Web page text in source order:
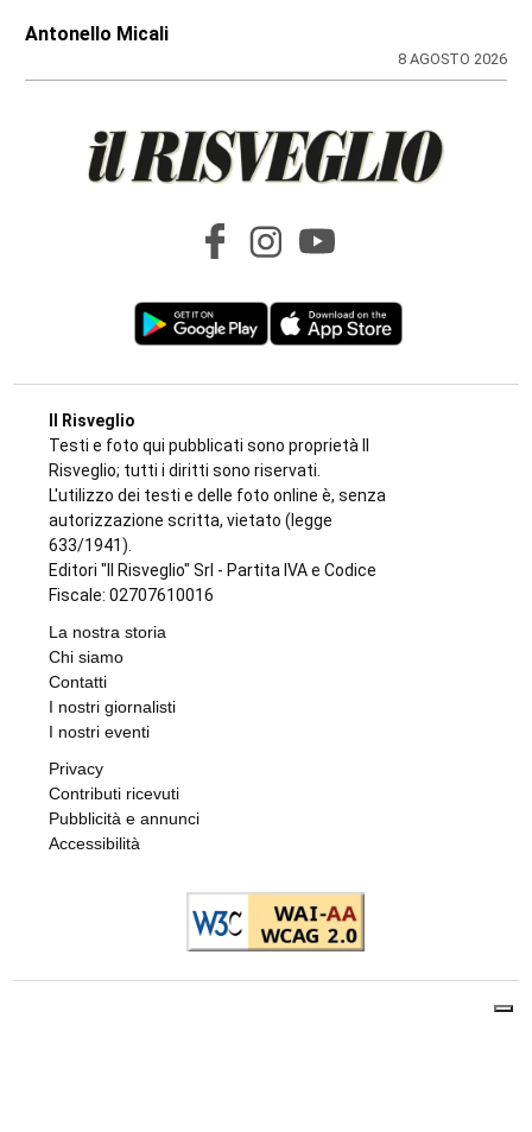
Antonello Micali
8 AGOSTO 2026
Il Risveglio
Testi e foto qui pubblicati sono proprietà Il
Risveglio; tutti i diritti sono riservati.
L'utilizzo dei testi e delle foto online è, senza
autorizzazione scritta, vietato (legge
633/1941).
Editori "Il Risveglio" Srl - Partita IVA e Codice
Fiscale: 02707610016
La nostra storia
Chi siamo
Contatti
I nostri giornalisti
I nostri eventi
Privacy
Contributi ricevuti
Pubblicità e annunci
Accessibilità